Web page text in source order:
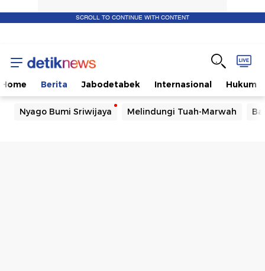
SCROLL TO CONTINUE WITH CONTENT
Home Berita Jabodetabek Internasional Hukum
Nyago Bumi Sriwijaya Melindungi Tuah-Marwah